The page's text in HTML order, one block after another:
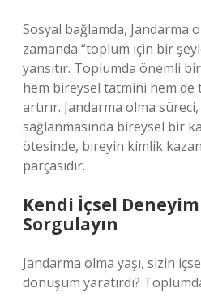
Sosyal bağlamda, Jandarma
zamanda “toplum için bir
yansıtır. Toplumda önemli
hem bireysel tatmini hem
artırır. Jandarma olma
sağlanmasında bireysel bir
ötesinde, bireyin kimlik
parçasıdır.
Kendi İçsel
Sorgulayın
Jandarma olma yaşı, sizin
dönüşüm yaratırdı?